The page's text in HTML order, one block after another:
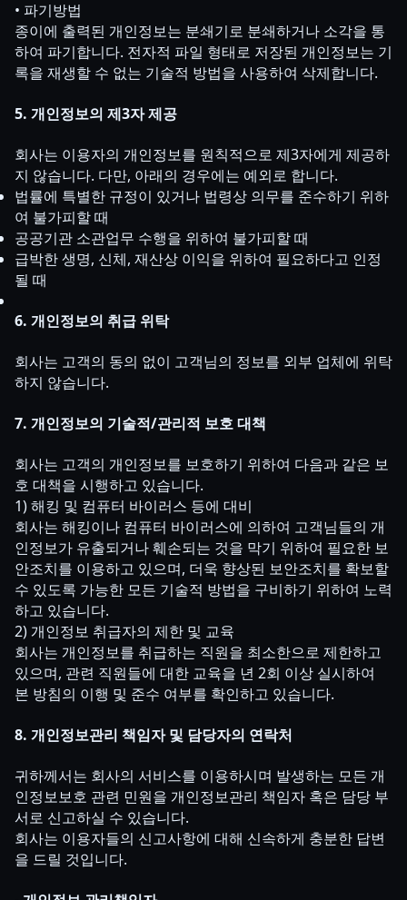
• 파기방법
종이에 출력된 개인정보는 분쇄기로 분쇄하거나 소각을 통
하여 파기합니다. 전자적 파일 형태로 저장된 개인정보는 기
록을 재생할 수 없는 기술적 방법을 사용하여 삭제합니다.
5. 개인정보의 제3자 제공
회사는 이용자의 개인정보를 원칙적으로 제3자에게 제공하
지 않습니다. 다만, 아래의 경우에는 예외로 합니다.
법률에 특별한 규정이 있거나 법령상 의무를 준수하기 위하
여 불가피할 때
공공기관 소관업무 수행을 위하여 불가피할 때
급박한 생명, 신체, 재산상 이익을 위하여 필요하다고 인정
될 때
6. 개인정보의 취급 위탁
회사는 고객의 동의 없이 고객님의 정보를 외부 업체에 위탁
하지 않습니다.
7. 개인정보의 기술적/관리적 보호 대책
회사는 고객의 개인정보를 보호하기 위하여 다음과 같은 보
호 대책을 시행하고 있습니다.
1) 해킹 및 컴퓨터 바이러스 등에 대비
회사는 해킹이나 컴퓨터 바이러스에 의하여 고객님들의 개
인정보가 유출되거나 훼손되는 것을 막기 위하여 필요한 보
안조치를 이용하고 있으며, 더욱 향상된 보안조치를 확보할
수 있도록 가능한 모든 기술적 방법을 구비하기 위하여 노력
하고 있습니다.
2) 개인정보 취급자의 제한 및 교육
회사는 개인정보를 취급하는 직원을 최소한으로 제한하고
있으며, 관련 직원들에 대한 교육을 년 2회 이상 실시하여
본 방침의 이행 및 준수 여부를 확인하고 있습니다.
8. 개인정보관리 책임자 및 담당자의 연락처
귀하께서는 회사의 서비스를 이용하시며 발생하는 모든 개
인정보보호 관련 민원을 개인정보관리 책임자 혹은 담당 부
서로 신고하실 수 있습니다.
회사는 이용자들의 신고사항에 대해 신속하게 충분한 답변
을 드릴 것입니다.